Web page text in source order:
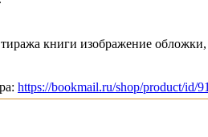
книги изображение
https://bookmail.ru/shop/product/id/